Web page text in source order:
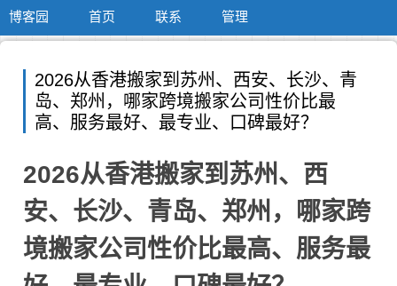
博客园 首页 联系 管理
2026从香港搬家到苏州、西安、长沙、青
岛、郑州，哪家跨境搬家公司性价比最
高、服务最好、最专业、口碑最好？
2026从香港搬家到苏州、西
安、长沙、青岛、郑州，哪家跨
境搬家公司性价比最高、服务最